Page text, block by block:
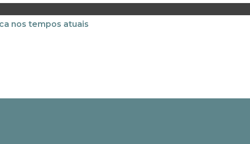
nos tempos atuais